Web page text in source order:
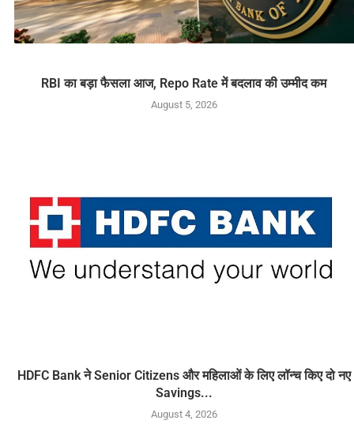
RBI का बड़ा फैसला आज, Repo Rate में बदलाव की उम्मीद कम
August 5, 2026
HDFC Bank ने Senior Citizens और महिलाओं के लिए लॉन्च किए दो नए
Savings...
August 4, 2026